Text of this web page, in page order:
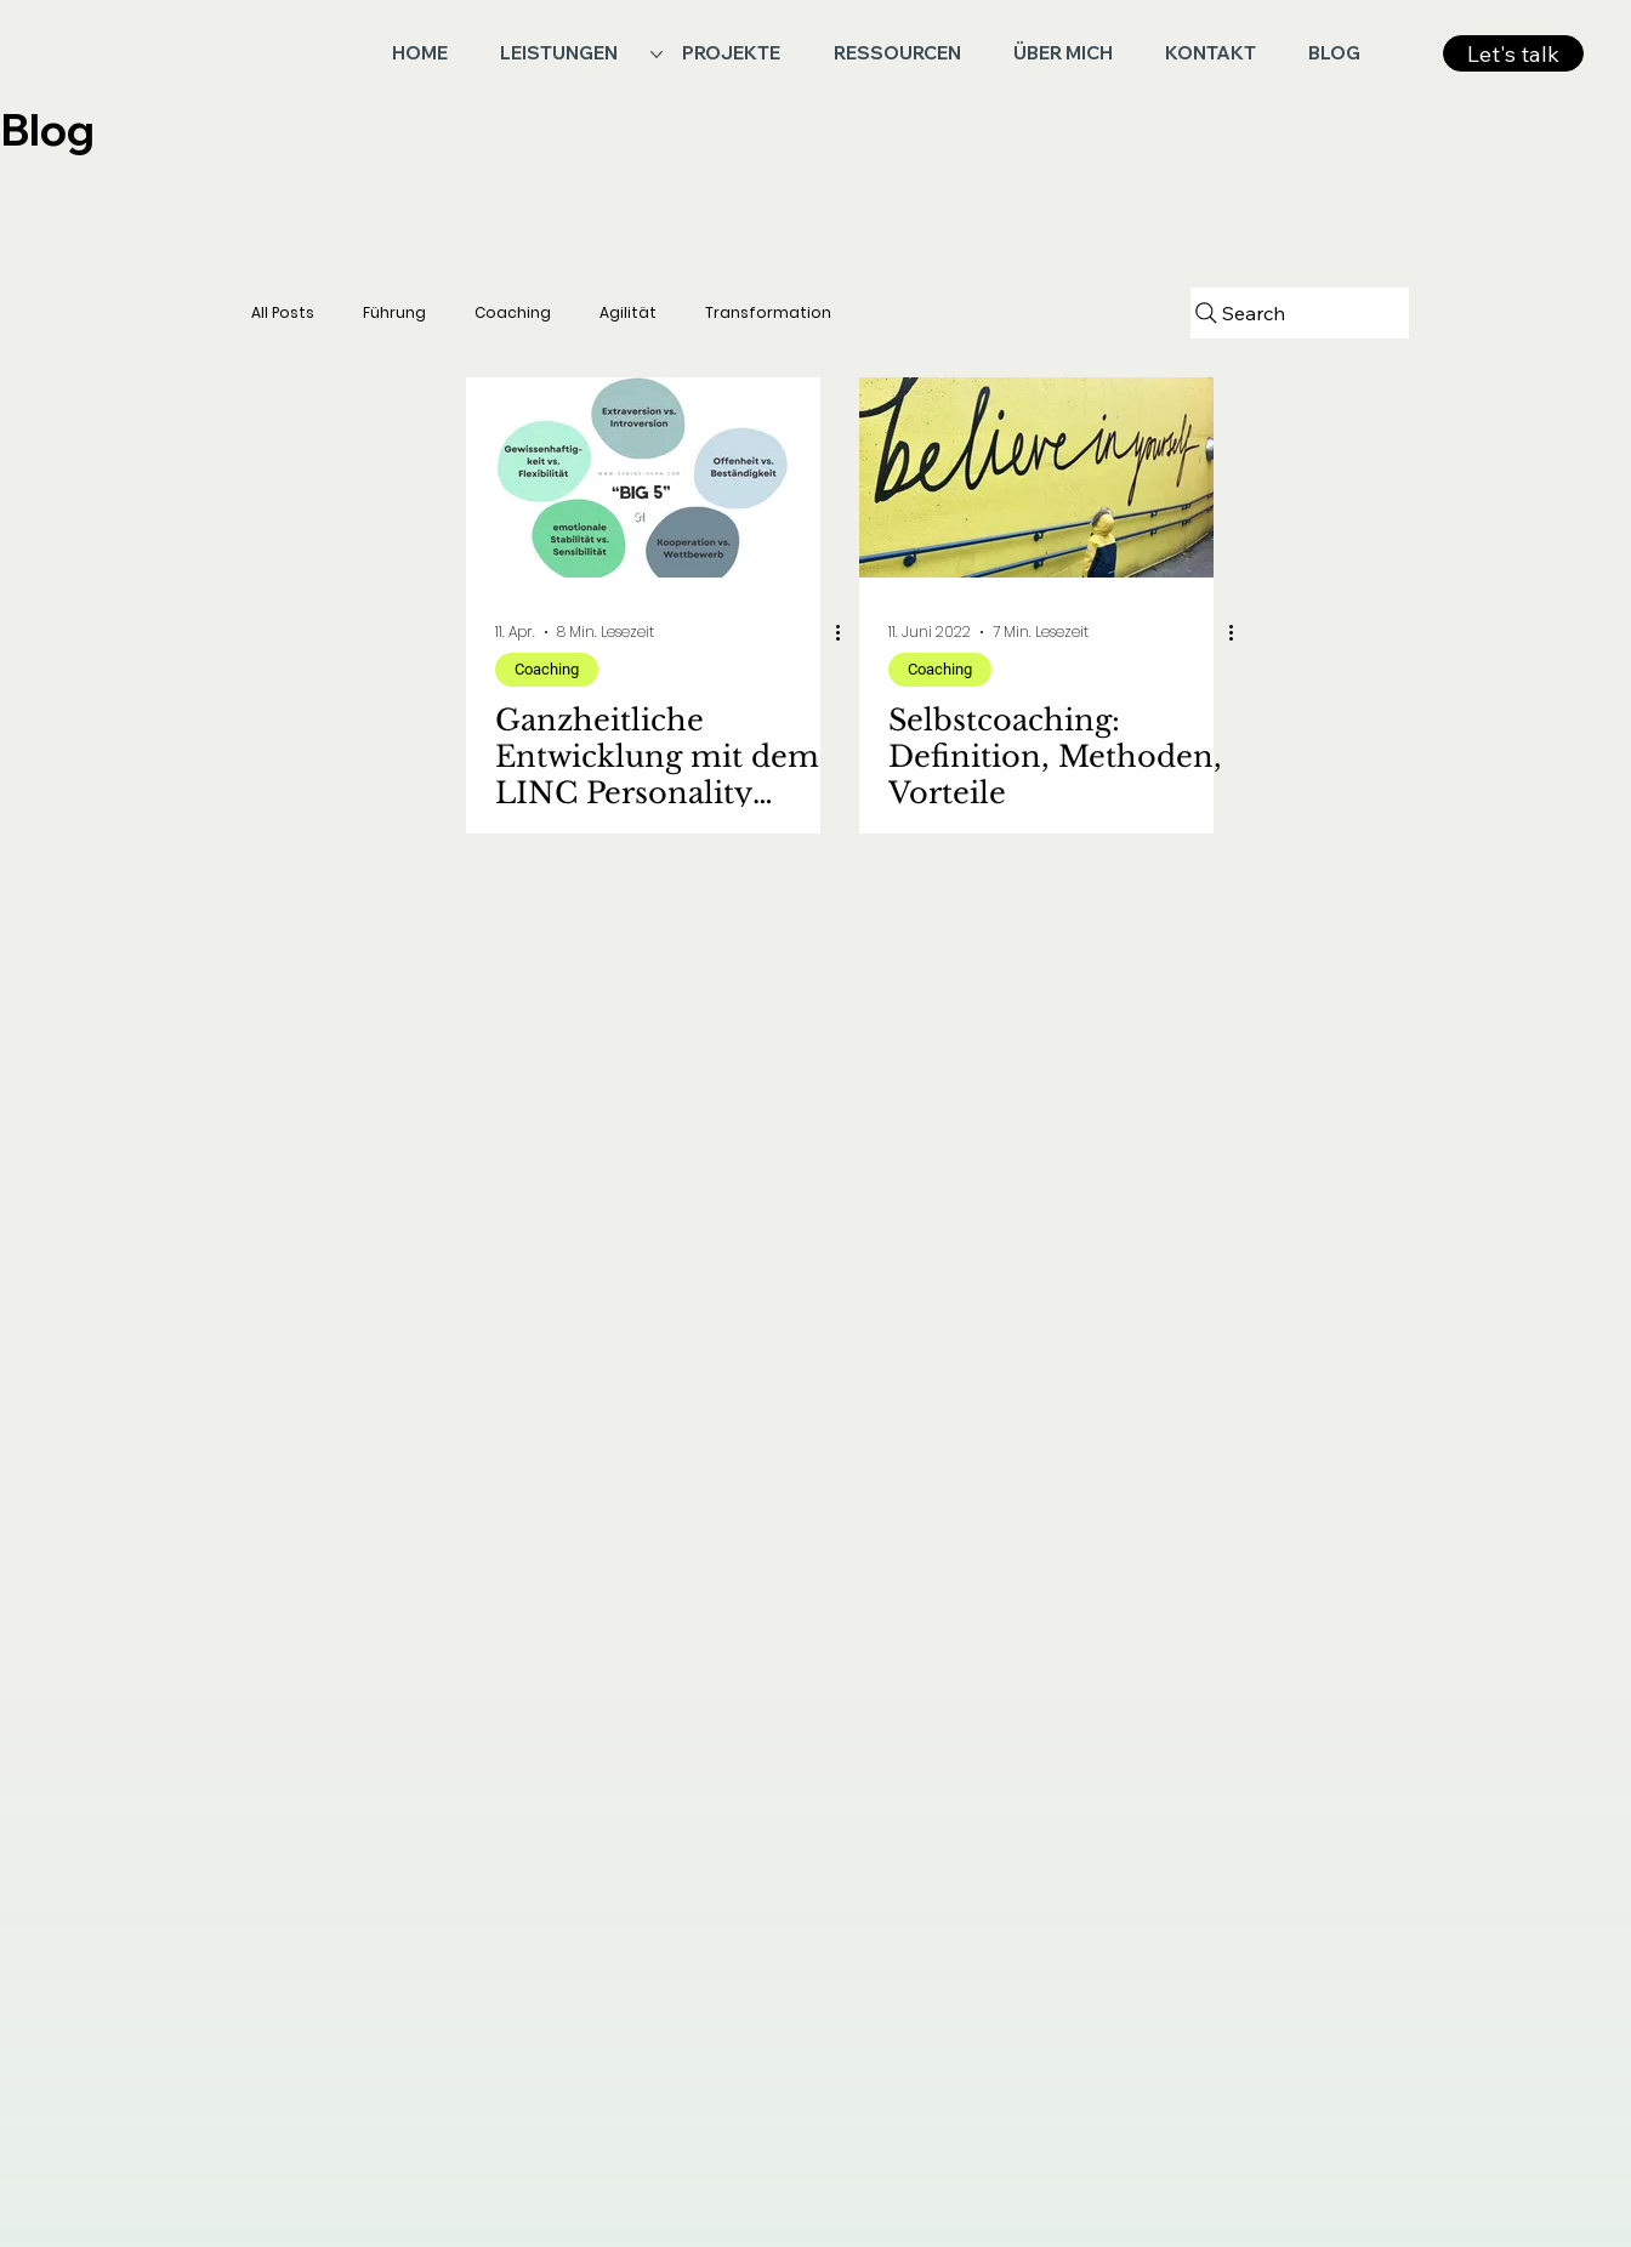
HOME LEISTUNGEN PROJEKTE RESSOURCEN ÜBER MICH KONTAKT BLOG Let's talk
Blog
All Posts Führung Coaching Agilität Transformation
11. Apr. 8 Min. Lesezeit
Coaching
Ganzheitliche
Entwicklung mit dem
LINC Personality
11. Juni 2022 7 Min. Lesezeit
Coaching
Selbstcoaching:
Definition, Methoden,
Vorteile
Search